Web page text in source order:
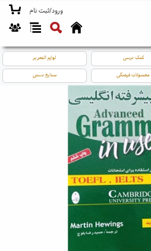
ورود/ثبت نام
کمک درسی لوازم التحریر
محصولات فرهنگی صنایع دستی